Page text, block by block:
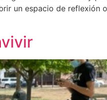
un espacio de reflexión